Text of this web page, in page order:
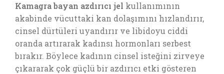
Kamagra bayan azdırıcı jel kullanımının
akabinde vücuttaki kan dolaşımını hızlandırır,
cinsel dürtüleri uyandırır ve libidoyu ciddi
oranda artırarak kadınsı hormonları serbest
bırakır. Böylece kadının cinsel isteğini zirveye
çıkararak çok güçlü bir azdırıcı etki gösteren